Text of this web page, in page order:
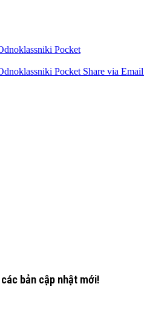
Pocket
Pocket Share via Email
bản cập nhật mới!